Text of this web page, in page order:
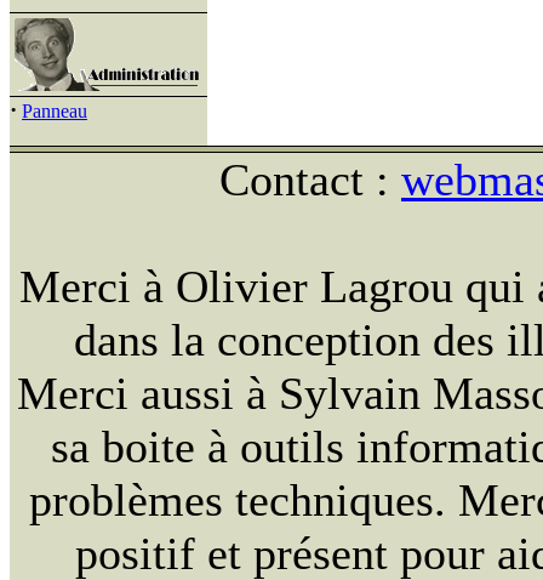
· Panneau
Contact :
Merci à Olivier Lagrou qui
dans la conception des
Merci aussi à Sylvain
sa boite à outils
problèmes techniques.
positif et présent pour